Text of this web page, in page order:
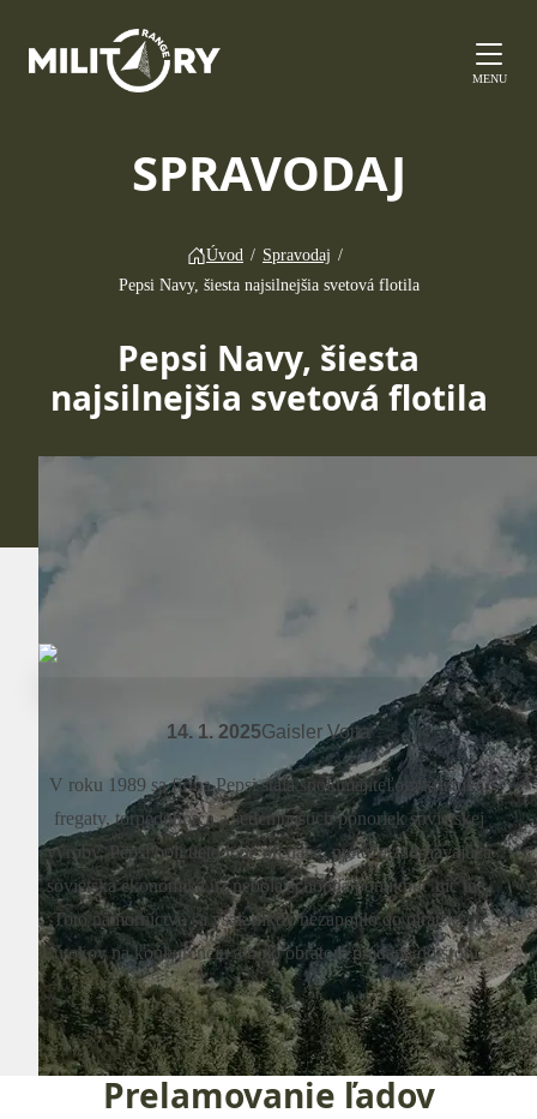
MENU
SPRAVODAJ
Úvod / Spravodaj /
Pepsi Navy, šiesta najsilnejšia svetová flotila
Pepsi Navy, šiesta
najsilnejšia svetová flotila
14. 1. 2025Gaisler Vojta
V roku 1989 sa firma Pepsi stala spolumajiteľom krížnika,
fregaty, torpédoborca ​​a sedemnástich ponoriek sovietskej
výroby. Pepsi boli tieto lode predané, pretože zadrhávajúca
sovietska ekonomika už nebola schopná ponúknuť nič iné.
Toto námorníctvo sa však nikdy nezapojilo do pirátskych
útokov na konkurenciu a bolo obratom predané do šrotu.
Prelamovanie ľadov